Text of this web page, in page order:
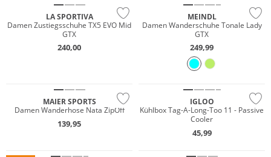
LA SPORTIVA
Damen Zustiegsschuhe TX5 EVO Mid
GTX
240,00
MEINDL
Damen Wanderschuhe Tonale Lady
GTX
249,99
MAIER SPORTS
Damen Wanderhose Nata ZipOff
139,95
IGLOO
Kühlbox Tag-A-Long-Too 11 - Passive
Cooler
45,99